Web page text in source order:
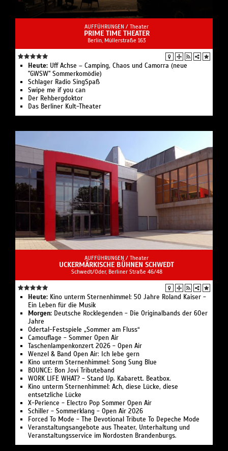
AUFFÜHRUNGEN / Theater
PRIME TIME THEATER
Berlin, ​Müllerstraße 163
Heute: Uff Achse – Camping, Chaos und Camorra (neue
"GWSW" Sommerkomödie)
Schlager Radio SingSpaß
Swipe me if you can
Der Rehbergdoktor
Das Berliner Kult-Theater
AUFFÜHRUNGEN / Theater
UCKERMÄRKISCHE BÜHNEN SCHWEDT
Schwedt/Oder, Berliner Straße 46/48
Heute: Kino unterm Sternenhimmel: 50 Jahre Roland Kaiser -
Ein Leben für die Musik
Morgen: Deutsche Rocklegenden - Die Originalbands der 60er
Jahre
Odertal-Festspiele „Sommer am Fluss“
Camouflage - Sommer Open Air
Taschenlampenkonzert 2026 - Open Air
Wenzel & Band Open Air: Ich lebe gern
Kino unterm Sternenhimmel: Song Sung Blue
BOUNCE: Bon Jovi Tributeband
WORK LIFE WHAT? - Stand Up. Kabarett. Beatbox.
Kino unterm Sternenhimmel: Ach, diese Lücke, diese
entsetzliche Lücke
X-Perience - Electro Pop Sommer Open Air
Schiller - Sommerklang - Open Air 2026
Forced To Mode - The Devotional Tribute To Depeche Mode
Veranstaltungsangebote aus Theater, Unterhaltung und
Veranstaltungsservice im Nordosten Brandenburgs.